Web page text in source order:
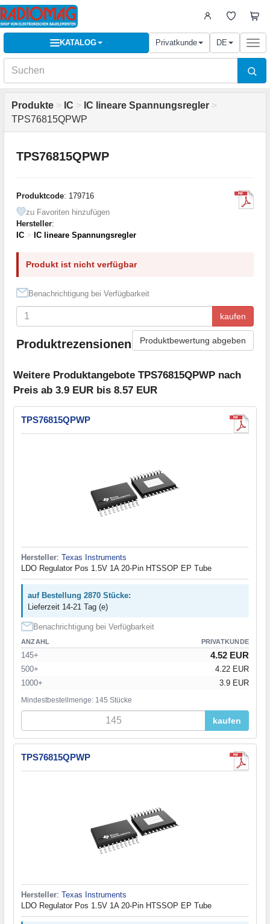
KATALOG Privatkunde DE
Produkte > IC > IC lineare Spannungsregler >
TPS76815QPWP
TPS76815QPWP
Produktcode: 179716
zu Favoriten hinzufügen
Hersteller:
IC > IC lineare Spannungsregler
Produkt ist nicht verfügbar
Benachrichtigung bei Verfügbarkeit
kaufen
Produktrezensionen Produktbewertung abgeben
Weitere Produktangebote TPS76815QPWP nach
Preis ab 3.9 EUR bis 8.57 EUR
TPS76815QPWP
Hersteller: Texas Instruments
LDO Regulator Pos 1.5V 1A 20-Pin HTSSOP EP Tube
auf Bestellung 2870 Stücke:
Lieferzeit 14-21 Tag (e)
Benachrichtigung bei Verfügbarkeit
ANZAHL PRIVATKUNDE
145+ 4.52 EUR
500+
4.22 EUR
1000+
3.9 EUR
Mindestbestellmenge: 145 Stücke
kaufen
TPS76815QPWP
Hersteller: Texas Instruments
LDO Regulator Pos 1.5V 1A 20-Pin HTSSOP EP Tube